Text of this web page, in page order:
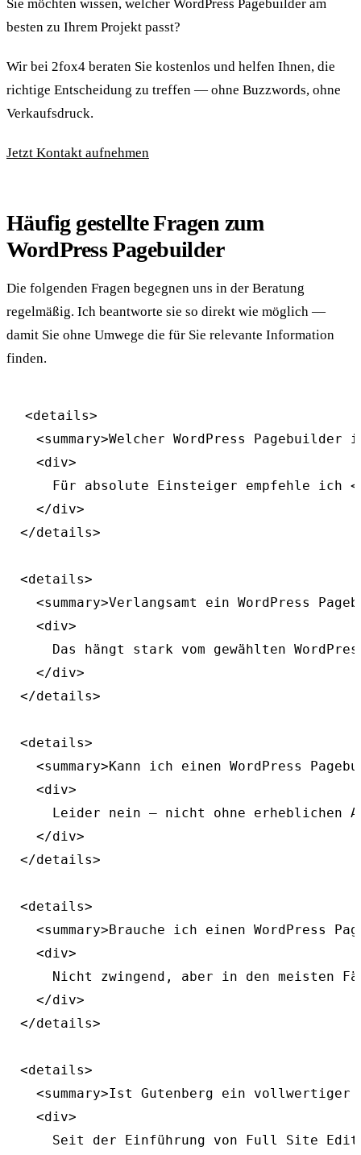
Sie möchten wissen, welcher WordPress Pagebuilder am
besten zu Ihrem Projekt passt?
Wir bei 2fox4 beraten Sie kostenlos und helfen Ihnen, die
richtige Entscheidung zu treffen — ohne Buzzwords, ohne
Verkaufsdruck.
Jetzt Kontakt aufnehmen
Häufig gestellte Fragen zum
WordPress Pagebuilder
Die folgenden Fragen begegnen uns in der Beratung
regelmäßig. Ich beantworte sie so direkt wie möglich —
damit Sie ohne Umwege die für Sie relevante Information
finden.
<details>
<summary>Welcher WordPress Pagebuilder
  <div>
Für absolute Einsteiger empfehle ich
  </div>
</details>
<details>
<summary>Verlangsamt ein WordPress
  <div>
Das hängt stark vom gewählten
  </div>
</details>
<details>
<summary>Kann ich einen WordPress
  <div>
Leider nein — nicht ohne erheblichen
  </div>
</details>
<details>
<summary>Brauche ich einen WordPress
  <div>
Nicht zwingend, aber in den meisten
  </div>
</details>
<details>
<summary>Ist Gutenberg ein vollwertiger
  <div>
Seit der Einführung von Full Site